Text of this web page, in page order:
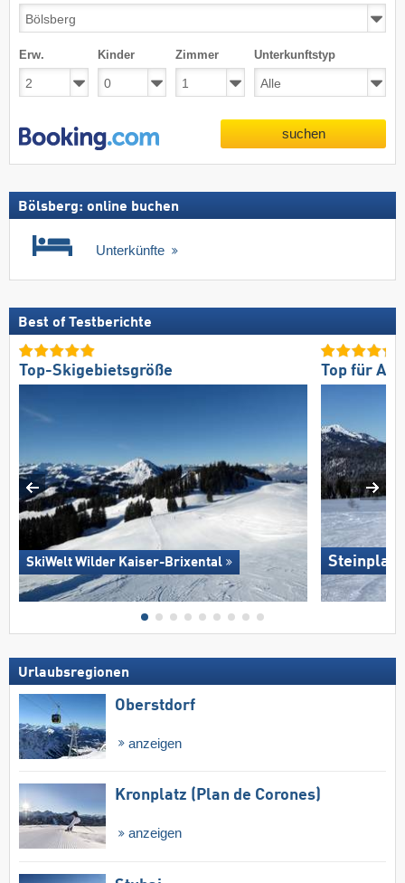
Erw. Kinder Zimmer Unterkunftstyp
suchen
Bölsberg: online buchen
Unterkünfte
Best of Testberichte
Top-Skigebietsgröße
SkiWelt Wilder Kaiser-Brixental
Top für
Urlaubsregionen
Oberstdorf
anzeigen
Kronplatz (Plan de Corones)
anzeigen